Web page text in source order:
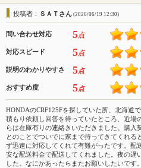
投稿者： ＳＡＴさん (2026/06/19 12:30)
問い合わせ対応 5点
対応スピード 5点
説明のわかりやすさ 5点
おすすめ度 5点
HONDAのCRF125Fを探していた所、北海道
積もり依頼し回答を待っていたところ、近場
らは在庫有りの連絡きいただきました。購入
とのことでついでに家まで持ってきてくれる
ず迅速に対応してくれて有難がったです。配
安な配送料金で配送してくれました。夜の遅
した。なにかあったらまたお願いしたいです。